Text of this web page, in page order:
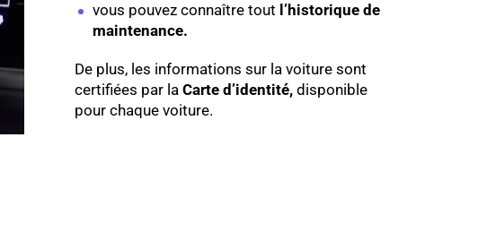
vous pouvez connaître tout l’historique de
maintenance.
De plus, les informations sur la voiture sont
certifiées par la Carte d’identité,disponible
pour chaque voiture.